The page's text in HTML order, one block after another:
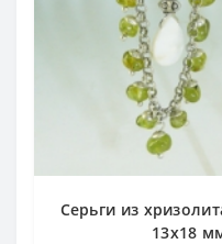
Серьги из
13х18